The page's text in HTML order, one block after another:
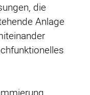
die
Anlage